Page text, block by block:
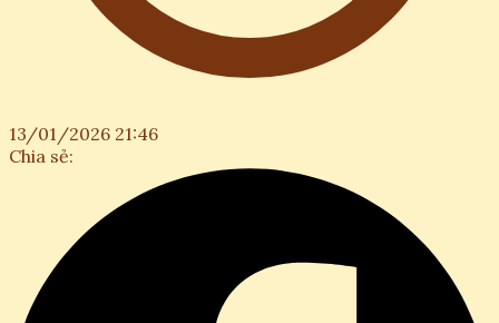
13/01/2026 21:46
Chia sẻ: